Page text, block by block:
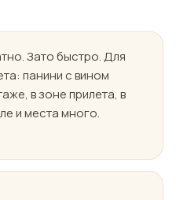
Зато быстро. Для
панини с вином
в зоне прилета, в
и места много.